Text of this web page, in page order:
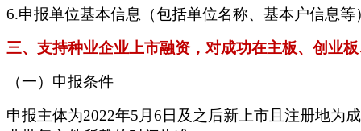
6.申报单位基本信息（包括单位名称、基本户信息
三、支持种业企业上市融资，对成功在主板、创业
（一）申报条件
申报主体为2022年5月6日及之后新上市且注册地为